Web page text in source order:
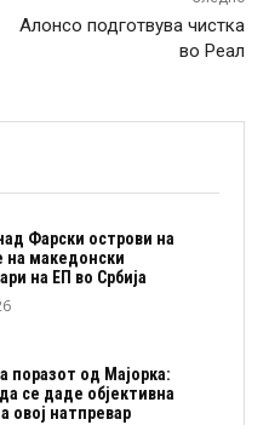
Алонсо подготвува чистка
во Реал
Фарски острови на
на македонски
на ЕП во Србија
поразот од Мајорка:
се даде објективна
овој натпревар